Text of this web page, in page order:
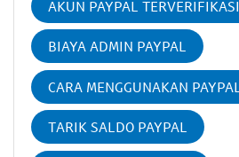
AKUN PAYPAL TERVERIFIKASI
BIAYA ADMIN PAYPAL
CARA MENGGUNAKAN PAYPAL
TARIK SALDO PAYPAL